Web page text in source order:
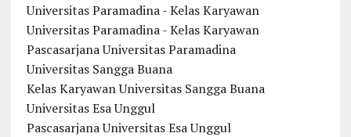
Universitas Paramadina - Kelas Karyawan
Universitas Paramadina - Kelas Karyawan
Pascasarjana Universitas Paramadina
Universitas Sangga Buana
Kelas Karyawan Universitas Sangga Buana
Universitas Esa Unggul
Pascasarjana Universitas Esa Unggul